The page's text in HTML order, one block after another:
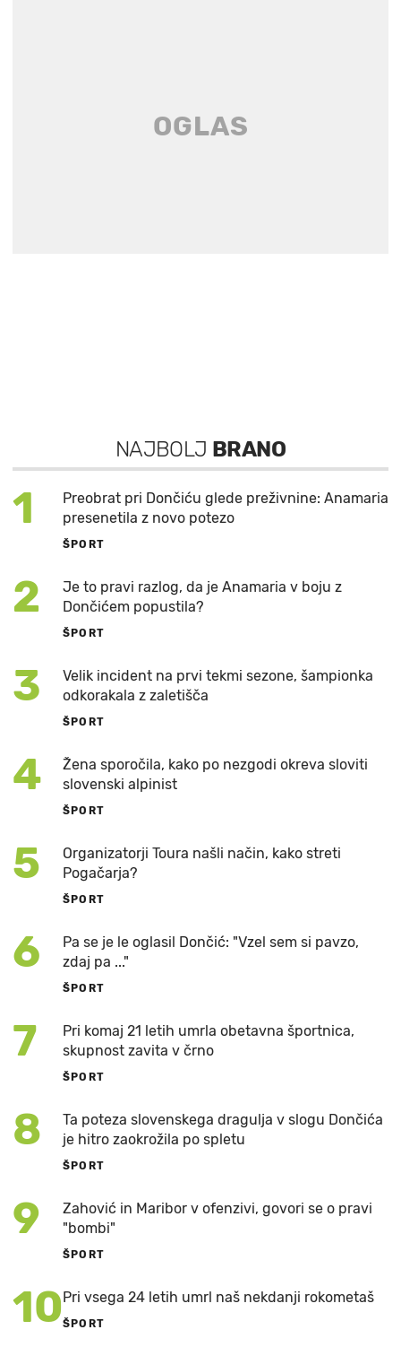
NAJBOLJ BRANO
1
Preobrat pri Dončiću glede preživnine: Anamaria
presenetila z novo potezo
ŠPORT
2
Je to pravi razlog, da je Anamaria v boju z
Dončićem popustila?
ŠPORT
3
Velik incident na prvi tekmi sezone, šampionka
odkorakala z zaletišča
ŠPORT
4
Žena sporočila, kako po nezgodi okreva sloviti
slovenski alpinist
ŠPORT
5
Organizatorji Toura našli način, kako streti
Pogačarja?
ŠPORT
6
Pa se je le oglasil Dončić: "Vzel sem si pavzo,
zdaj pa ..."
ŠPORT
7
Pri komaj 21 letih umrla obetavna športnica,
skupnost zavita v črno
ŠPORT
8
Ta poteza slovenskega dragulja v slogu Dončića
je hitro zaokrožila po spletu
ŠPORT
9
Zahović in Maribor v ofenzivi, govori se o pravi
"bombi"
ŠPORT
10Pri vsega 24 letih umrl naš nekdanji rokometaš
ŠPORT